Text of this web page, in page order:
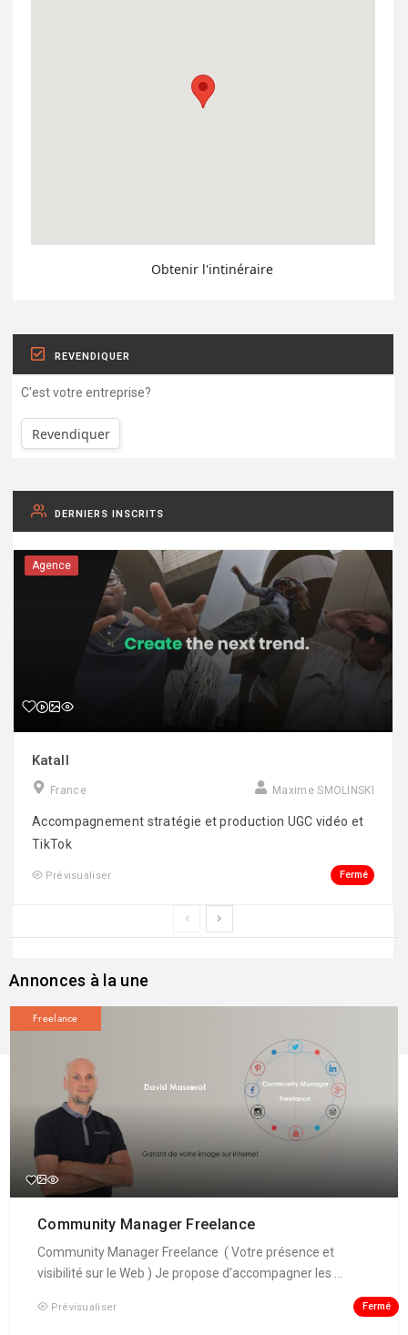
Obtenir l'intinéraire
REVENDIQUER
C'est votre entreprise?
Revendiquer
DERNIERS INSCRITS
Agence
Katall
France Maxime SMOLINSKI
Accompagnement stratégie et production UGC vidéo et
TikTok
Prévisualiser Fermé
Annonces à la une
Freelance
Community Manager Freelance
Community Manager Freelance ( Votre présence et
visibilité sur le Web ) Je propose d’accompagner les ...
Prévisualiser Fermé